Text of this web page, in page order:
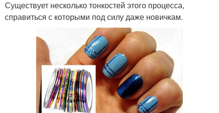
Существует несколько тонкостей этого процесса,
справиться с которыми под силу даже новичкам.